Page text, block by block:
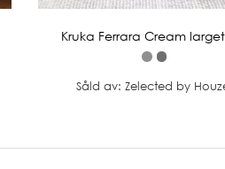
Kruka Ferrara Cream
Såld av: Zelected by